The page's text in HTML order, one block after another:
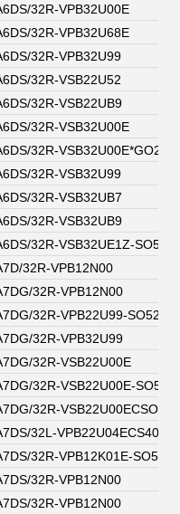
32R-VPB32U00E
32R-VPB32U68E
32R-VPB32U99
32R-VSB22U52
32R-VSB22UB9
32R-VSB32U00E
32R-
32R-VSB32U99
32R-VSB32UB7
32R-VSB32UB9
32R-VSB32UE1Z-SO52
32R-VPB12N00
32R-VPB12N00
32R-VPB22U99-SO52
32R-VPB32U99
32R-VSB22U00E
32R-VSB22U00E-SO52
32R-VSB22U00ECSO52
32L-VPB22U04ECS4093
32R-VPB12K01E-SO52
32R-VPB12N00
32R-VPB12N00